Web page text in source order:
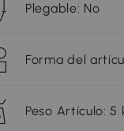
Plegable: No
Forma del
Peso Artículo: 5